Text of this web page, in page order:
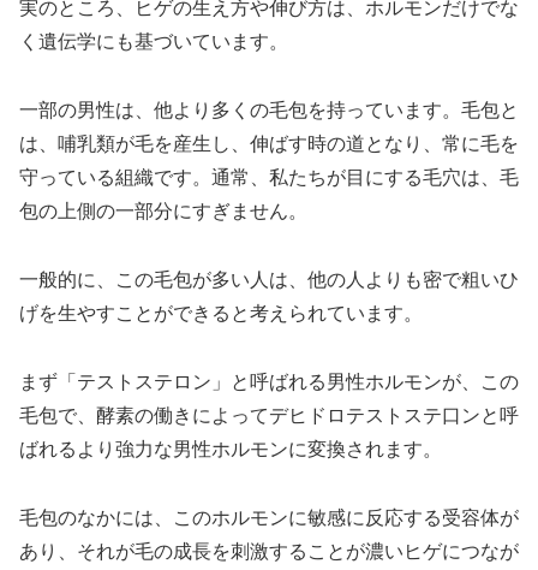
実のところ、ヒゲの生え方や伸び方は、ホルモンだけでな
く遺伝学にも基づいています。
一部の男性は、他より多くの毛包を持っています。毛包と
は、哺乳類が毛を産生し、伸ばす時の道となり、常に毛を
守っている組織です。通常、私たちが目にする毛穴は、毛
包の上側の一部分にすぎません。
一般的に、この毛包が多い人は、他の人よりも密で粗いひ
げを生やすことができると考えられています。
まず「テストステロン」と呼ばれる男性ホルモンが、この
毛包で、酵素の働きによってデヒドロテストステ口ンと呼
ばれるより強力な男性ホルモンに変換されます。
毛包のなかには、このホルモンに敏感に反応する受容体が
あり、それが毛の成長を刺激することが濃いヒゲにつなが